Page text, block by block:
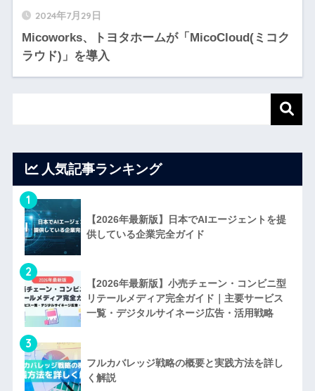
2024年7月29日
Micoworks、トヨタホームが「MicoCloud(ミコク
ラウド)」を導入
人気記事ランキング
1
【2026年最新版】日本でAIエージェントを提
供している企業完全ガイド
2
【2026年最新版】小売チェーン・コンビニ型
リテールメディア完全ガイド｜主要サービス
一覧・デジタルサイネージ広告・活用戦略
3
フルカバレッジ戦略の概要と実践方法を詳し
く解説